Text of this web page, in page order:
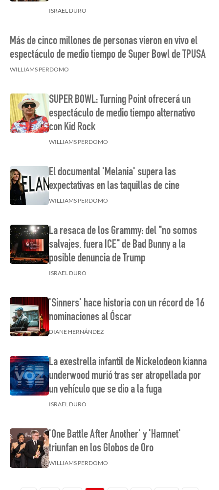
ISRAEL DURO
Más de cinco millones de personas vieron en vivo el
espectáculo de medio tiempo de Super Bowl de TPUSA
WILLIAMS PERDOMO
SUPER BOWL: Turning Point ofrecerá un
espectáculo de medio tiempo alternativo
con Kid Rock
WILLIAMS PERDOMO
El documental 'Melania' supera las
expectativas en las taquillas de cine
WILLIAMS PERDOMO
La resaca de los Grammy: del "no somos
salvajes, fuera ICE" de Bad Bunny a la
posible denuncia de Trump
ISRAEL DURO
'Sinners' hace historia con un récord de 16
nominaciones al Óscar
DIANE HERNÁNDEZ
La exestrella infantil de Nickelodeon kianna
underwood murió tras ser atropellada por
un vehículo que se dio a la fuga
ISRAEL DURO
'One Battle After Another' y 'Hamnet'
triunfan en los Globos de Oro
WILLIAMS PERDOMO